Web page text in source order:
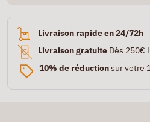
Livraison rapide en 24/72h
Livraison gratuite Dès 250€
10% de réductionsur votre